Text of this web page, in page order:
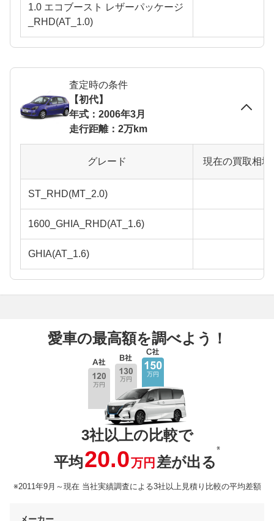
1.0 エコブースト レザーパッケージ
_RHD(AT_1.0)
査定時の条件
【初代】
年式：2006年3月
走行距離：2万km
グレード 現在の買取相
ST_RHD(MT_2.0)
1600_GHIA_RHD(AT_1.6)
GHIA(AT_1.6)
愛車の最高額を調べよう！
3社以上の比較で
平均20.0万円 差が出る
※
※2011年9月～現在 当社実績調査による3社以上見積り比較の平均差額